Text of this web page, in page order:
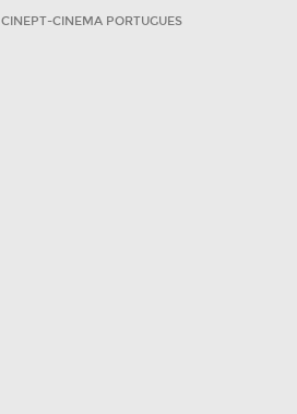
CINEPT-CINEMA PORTUGUES